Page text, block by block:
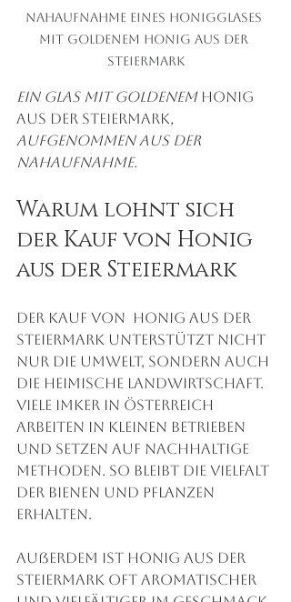
Nahaufnahme eines Honigglases
mit goldenem Honig aus der
Steiermark
Ein Glas mit goldenem Honig
aus der Steiermark,
aufgenommen aus der
Nahaufnahme.
Warum lohnt sich
der Kauf von Honig
aus der Steiermark
Der Kauf von  Honig aus der
Steiermark unterstützt nicht
nur die Umwelt, sondern auch
die heimische Landwirtschaft.
Viele Imker in Österreich
arbeiten in kleinen Betrieben
und setzen auf nachhaltige
Methoden. So bleibt die Vielfalt
der Bienen und Pflanzen
erhalten.
Außerdem ist Honig aus der
Steiermark oft aromatischer